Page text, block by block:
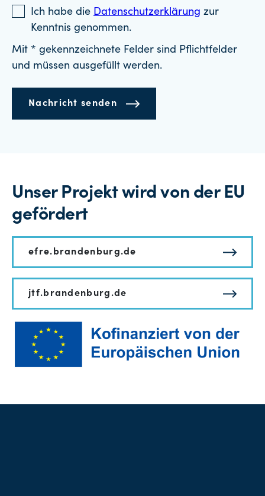
Ich habe die Datenschutzerklärung zur
Kenntnis genommen.
Mit * gekennzeichnete Felder sind Pflichtfelder
und müssen ausgefüllt werden.
Nachricht senden
Unser Projekt wird von der EU
gefördert
efre.brandenburg.de
jtf.brandenburg.de